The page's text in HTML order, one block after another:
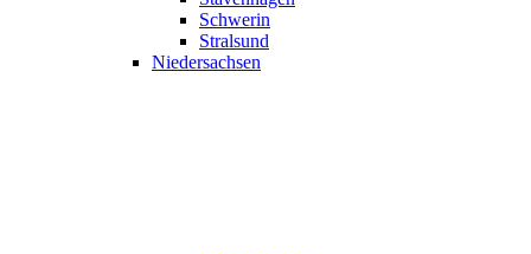
Schwerin
Stralsund
Niedersachsen